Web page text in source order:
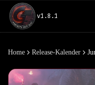
v1.8.1
Home Release-Kalender